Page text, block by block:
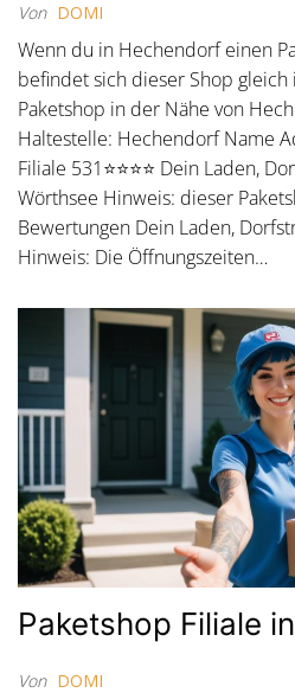
Von DOMI
Wenn du in Hechendorf einen
befindet sich dieser Shop gleich
Paketshop in der Nähe von
Haltestelle: Hechendorf Name
Filiale 531⭐⭐⭐⭐ Dein Laden,
Wörthsee Hinweis: dieser
Bewertungen Dein Laden,
Hinweis: Die Öffnungszeiten…
Paketshop Filiale
Von DOMI